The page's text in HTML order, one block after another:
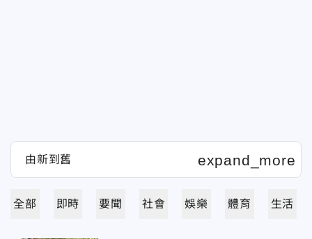
全部 即時 要聞 社會 娛樂 體育 生活